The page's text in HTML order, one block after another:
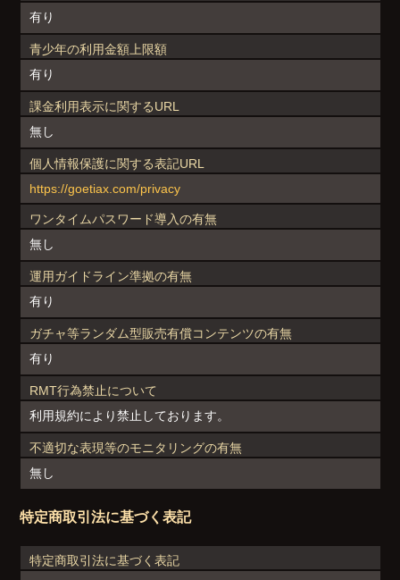
有り
青少年の利用金額上限額
有り
課金利用表示に関するURL
無し
個人情報保護に関する表記URL
https://goetiax.com/privacy
ワンタイムパスワード導入の有無
無し
運用ガイドライン準拠の有無
有り
ガチャ等ランダム型販売有償コンテンツの有無
有り
RMT行為禁止について
利用規約により禁止しております。
不適切な表現等のモニタリングの有無
無し
特定商取引法に基づく表記
特定商取引法に基づく表記